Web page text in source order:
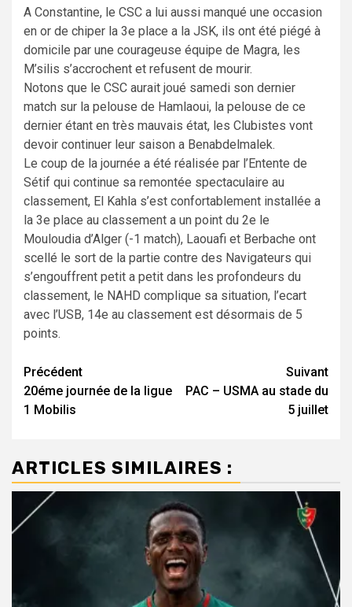
A Constantine, le CSC a lui aussi manqué une occasion
en or de chiper la 3e place a la JSK, ils ont été piégé à
domicile par une courageuse équipe de Magra, les
M’silis s’accrochent et refusent de mourir.
Notons que le CSC aurait joué samedi son dernier
match sur la pelouse de Hamlaoui, la pelouse de ce
dernier étant en très mauvais état, les Clubistes vont
devoir continuer leur saison a Benabdelmalek.
Le coup de la journée a été réalisée par l’Entente de
Sétif qui continue sa remontée spectaculaire au
classement, El Kahla s’est confortablement installée a
la 3e place au classement a un point du 2e le
Mouloudia d’Alger (-1 match), Laouafi et Berbache ont
scellé le sort de la partie contre des Navigateurs qui
s’engouffrent petit a petit dans les profondeurs du
classement, le NAHD complique sa situation, l’ecart
avec l’USB, 14e au classement est désormais de 5
points.
Navigation
d’article
Précédent
20éme journée de la ligue
1 Mobilis
Suivant
PAC – USMA au stade du
5 juillet
ARTICLES SIMILAIRES :